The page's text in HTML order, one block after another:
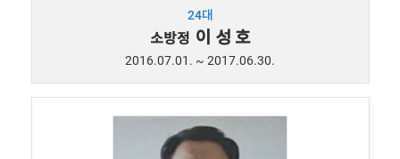
24대
소방정 이 성 호
2016.07.01. ~ 2017.06.30.